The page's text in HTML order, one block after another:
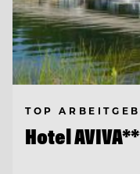
TOP
Hotel